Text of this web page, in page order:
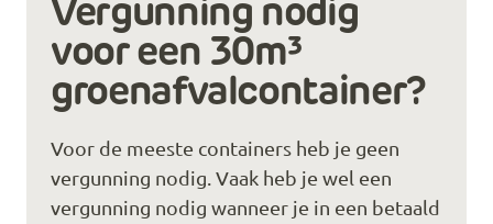
Vergunning nodig
voor een 30m³
groenafvalcontainer?
Voor de meeste containers heb je geen
vergunning nodig. Vaak heb je wel een
vergunning nodig wanneer je in een betaald